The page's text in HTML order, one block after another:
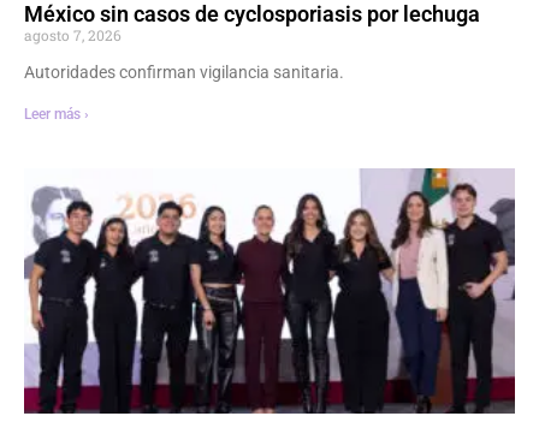
México sin casos de cyclosporiasis por lechuga
agosto 7, 2026
Autoridades confirman vigilancia sanitaria.
Leer más ›